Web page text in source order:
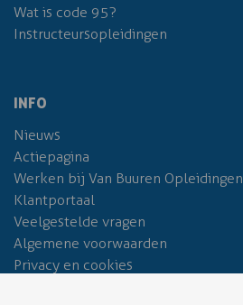
Wat is code 95?
Instructeursopleidingen
INFO
Nieuws
Actiepagina
Werken bij Van Buuren Opleidingen
Klantportaal
Veelgestelde vragen
Algemene voorwaarden
Privacy en cookies